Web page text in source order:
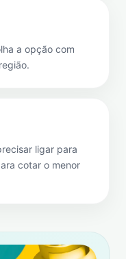
a opção com
ligar para
cotar o menor